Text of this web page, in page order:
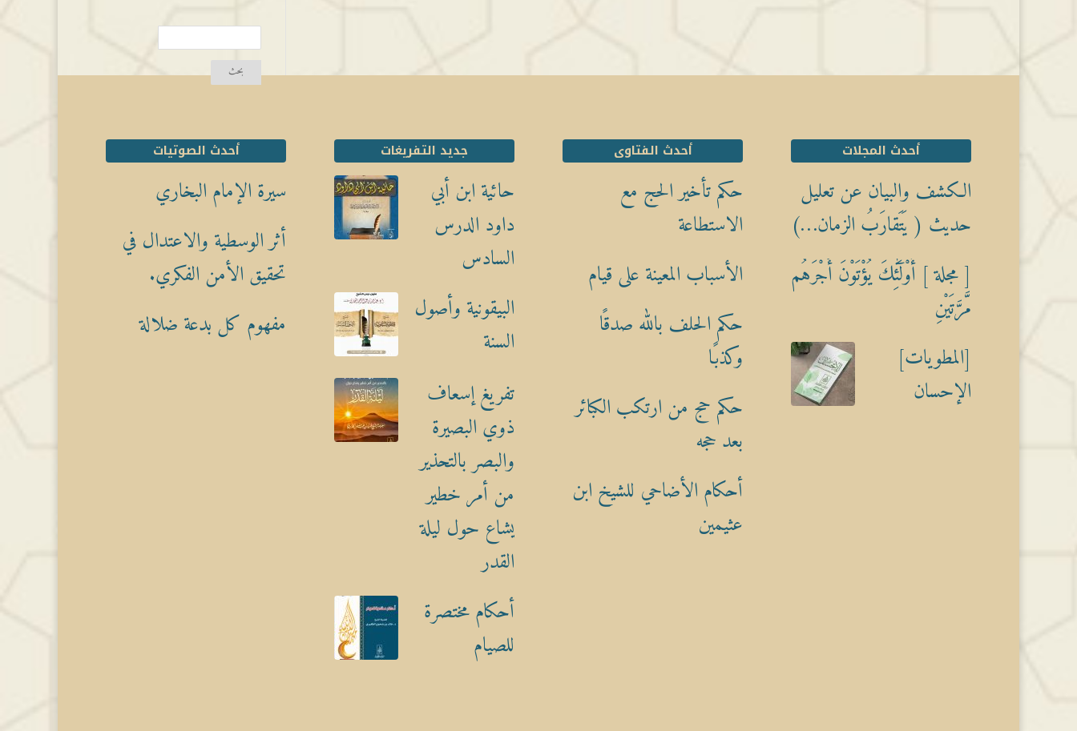
أحدث المجلات
الكشف والبيان عن تعليل
حديث ( يَتَقارَبُ الزمان…)
[ مجلة ] أُوْلَٰٓئِكَ يُؤْتَوْنَ أَجْرَهُم
مَّرَّتَيْنِ
[المطويات]
الإحسان
أحدث الفتاوى
حكم تأخير الحج مع
الاستطاعة
الأسباب المعينة على قيام
حكم الحلف بالله صدقًا
وكذبًا
حكم حج من ارتكب الكبائر
بعد حجه
أحكام الأضاحي للشيخ ابن
عثيمين
جديد التفريغات
حائية ابن أبي
داود الدرس
السادس
البيقونية وأصول
السنة
تفريغ إسعاف
ذوي البصيرة
والبصر بالتحذير
من أمر خطير
يشاع حول ليلة
القدر
أحكام مختصرة
للصيام
أحدث الصوتيات
سيرة الإمام البخاري
أثر الوسطية والاعتدال في
تحقيق الأمن الفكري.
مفهوم كل بدعة ضلالة